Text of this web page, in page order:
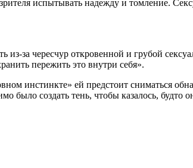
испытывать надежду и томление.
из-за чересчур откровенной и грубой
пережить это внутри себя».
инстинкте» ей предстоит сниматься
было создать тень, чтобы казалось, будто